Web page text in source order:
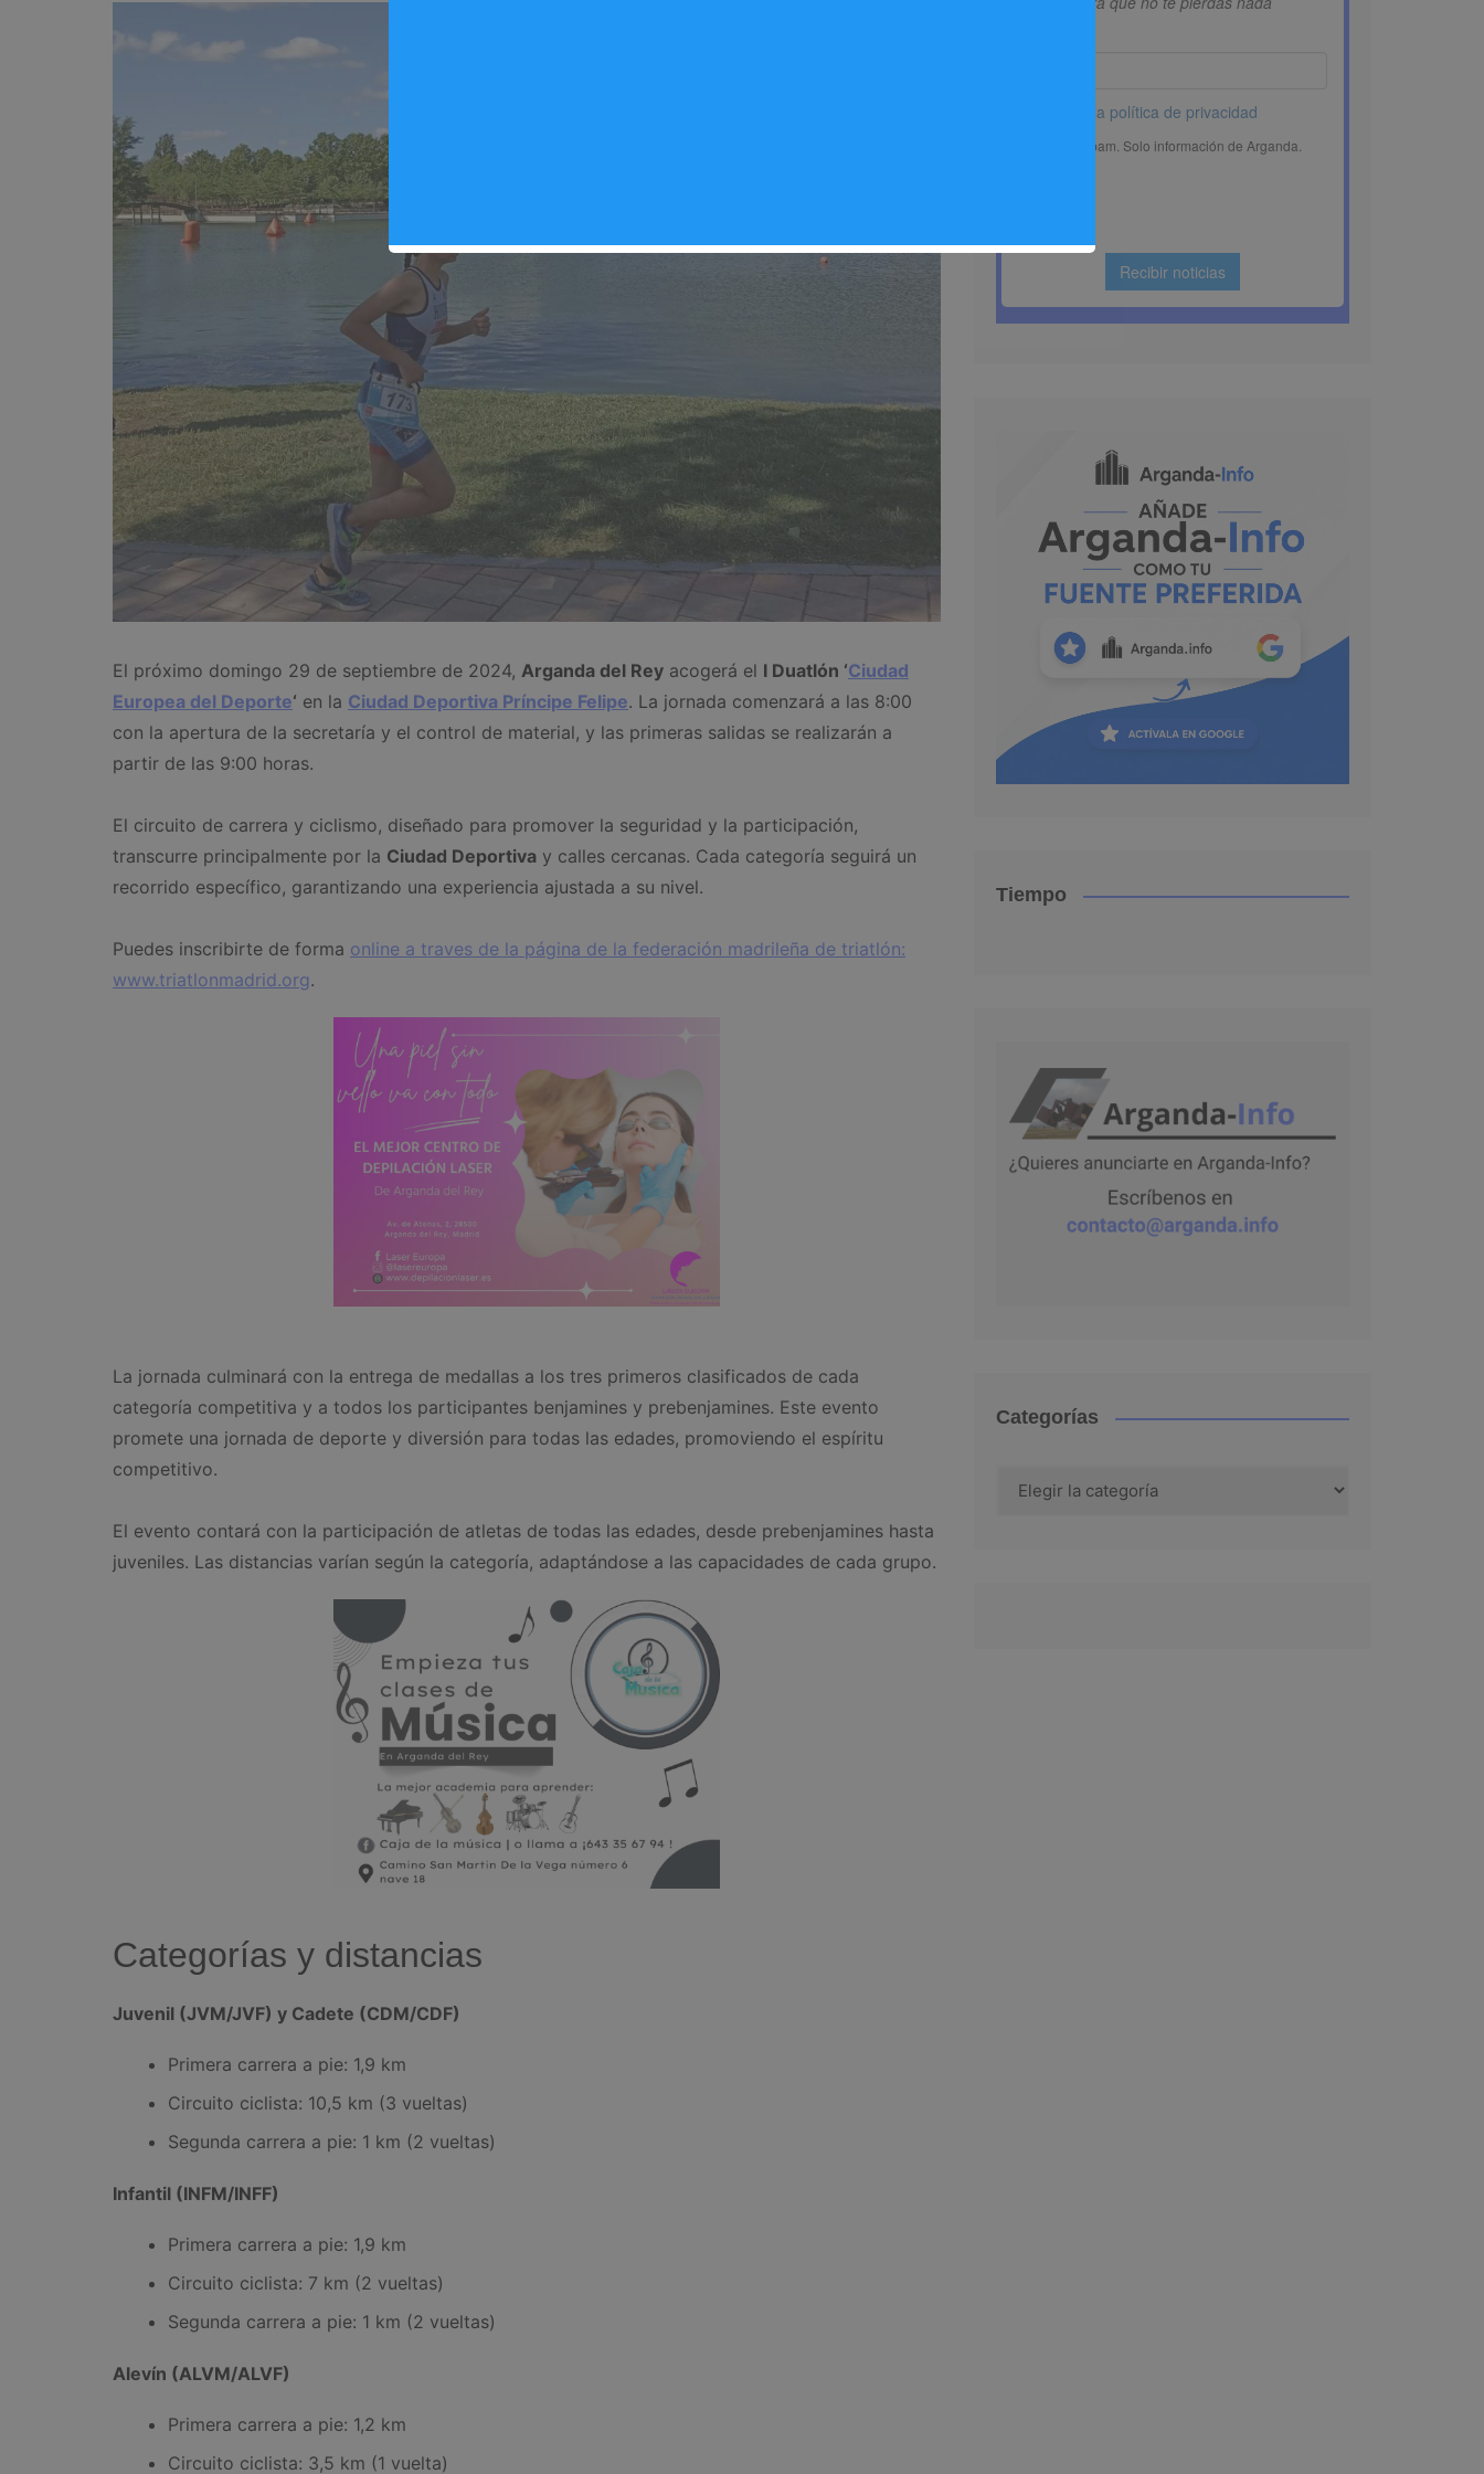
El próximo domingo 29 de septiembre de 2024, Arganda del Rey acogerá el I Duatlón ‘Ciudad
Europea del Deporte‘ en la Ciudad Deportiva Príncipe Felipe. La jornada comenzará a las 8:00
con la apertura de la secretaría y el control de material, y las primeras salidas se realizarán a
partir de las 9:00 horas.
El circuito de carrera y ciclismo, diseñado para promover la seguridad y la participación,
transcurre principalmente por la Ciudad Deportiva y calles cercanas. Cada categoría seguirá un
recorrido específico, garantizando una experiencia ajustada a su nivel.
Puedes inscribirte de forma online a traves de la página de la federación madrileña de triatlón:
www.triatlonmadrid.org.
La jornada culminará con la entrega de medallas a los tres primeros clasificados de cada
categoría competitiva y a todos los participantes benjamines y prebenjamines. Este evento
promete una jornada de deporte y diversión para todas las edades, promoviendo el espíritu
competitivo.
El evento contará con la participación de atletas de todas las edades, desde prebenjamines hasta
juveniles. Las distancias varían según la categoría, adaptándose a las capacidades de cada grupo.
Categorías y distancias
Juvenil (JVM/JVF) y Cadete (CDM/CDF)
Primera carrera a pie: 1,9 km
Circuito ciclista: 10,5 km (3 vueltas)
Segunda carrera a pie: 1 km (2 vueltas)
Infantil (INFM/INFF)
Primera carrera a pie: 1,9 km
Circuito ciclista: 7 km (2 vueltas)
Segunda carrera a pie: 1 km (2 vueltas)
Alevín (ALVM/ALVF)
Primera carrera a pie: 1,2 km
Circuito ciclista: 3,5 km (1 vuelta)
Tiempo
Categorías